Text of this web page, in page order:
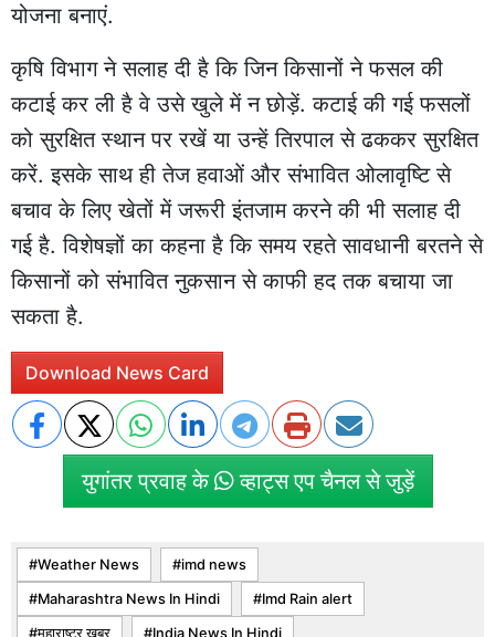
योजना बनाएं.
कृषि विभाग ने सलाह दी है कि जिन किसानों ने फसल की
कटाई कर ली है वे उसे खुले में न छोड़ें. कटाई की गई फसलों
को सुरक्षित स्थान पर रखें या उन्हें तिरपाल से ढककर सुरक्षित
करें. इसके साथ ही तेज हवाओं और संभावित ओलावृष्टि से
बचाव के लिए खेतों में जरूरी इंतजाम करने की भी सलाह दी
गई है. विशेषज्ञों का कहना है कि समय रहते सावधानी बरतने से
किसानों को संभावित नुकसान से काफी हद तक बचाया जा
सकता है.
Download News Card
युगांतर प्रवाह के व्हाट्स एप चैनल से जुड़ें
Weather News imd news
Maharashtra News In Hindi Imd Rain alert
महाराष्ट्र ख़बर India News In Hindi